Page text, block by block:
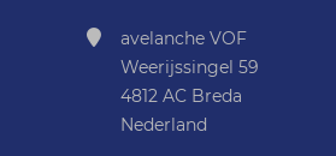
avelanche VOF
Weerijssingel 59
4812 AC Breda
Nederland